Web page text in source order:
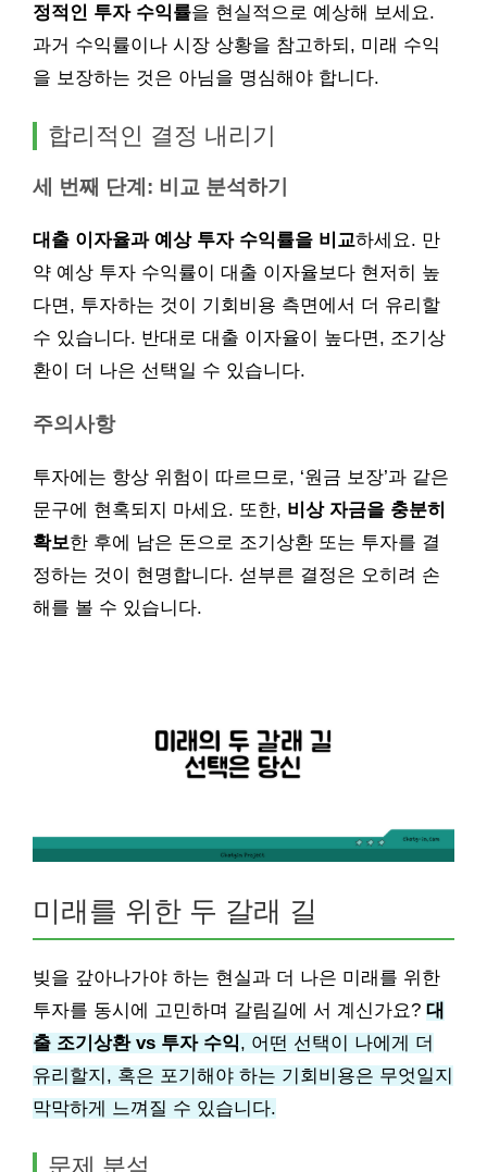
정적인 투자 수익률을 현실적으로 예상해 보세요.
과거 수익률이나 시장 상황을 참고하되, 미래 수익
을 보장하는 것은 아님을 명심해야 합니다.
합리적인 결정 내리기
세 번째 단계: 비교 분석하기
대출 이자율과 예상 투자 수익률을 비교하세요. 만
약 예상 투자 수익률이 대출 이자율보다 현저히 높
다면, 투자하는 것이 기회비용 측면에서 더 유리할
수 있습니다. 반대로 대출 이자율이 높다면, 조기상
환이 더 나은 선택일 수 있습니다.
주의사항
투자에는 항상 위험이 따르므로, ‘원금 보장’과 같은
문구에 현혹되지 마세요. 또한, 비상 자금을 충분히
확보한 후에 남은 돈으로 조기상환 또는 투자를 결
정하는 것이 현명합니다. 섣부른 결정은 오히려 손
해를 볼 수 있습니다.
미래를 위한 두 갈래 길
빚을 갚아나가야 하는 현실과 더 나은 미래를 위한
투자를 동시에 고민하며 갈림길에 서 계신가요? 대
출 조기상환 vs 투자 수익, 어떤 선택이 나에게 더
유리할지, 혹은 포기해야 하는 기회비용은 무엇일지
막막하게 느껴질 수 있습니다.
문제 분석